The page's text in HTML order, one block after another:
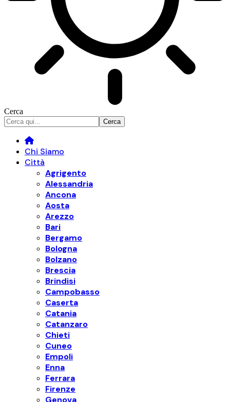
Cerca
Chi Siamo
Città
Agrigento
Alessandria
Ancona
Aosta
Arezzo
Bari
Bergamo
Bologna
Bolzano
Brescia
Brindisi
Campobasso
Caserta
Catania
Catanzaro
Chieti
Cuneo
Empoli
Enna
Ferrara
Firenze
Genova